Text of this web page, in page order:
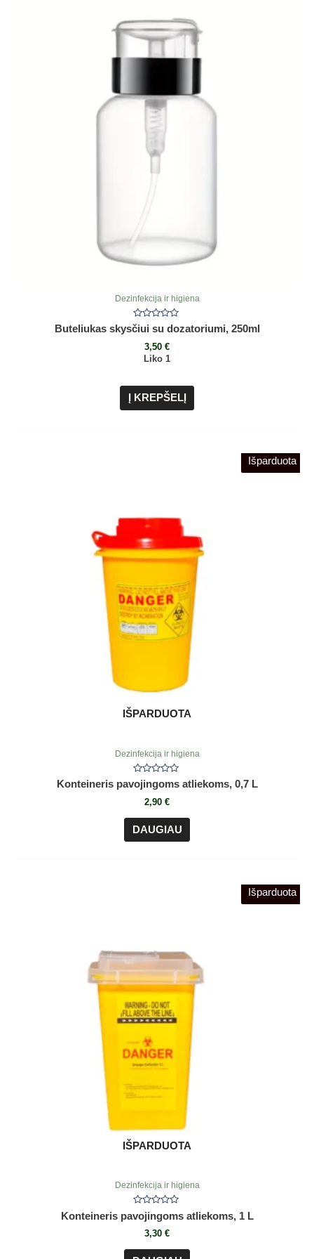
Dezinfekcija ir higiena
Įvertinimas:
0
Buteliukas skysčiui su dozatoriumi, 250ml
3,50 €
Liko 1
Į KREPŠELĮ
Išparduota
IŠPARDUOTA
Dezinfekcija ir higiena
Įvertinimas:
0
Konteineris pavojingoms atliekoms, 0,7 L
2,90 €
DAUGIAU
Išparduota
IŠPARDUOTA
Dezinfekcija ir higiena
Įvertinimas:
0
Konteineris pavojingoms atliekoms, 1 L
3,30 €